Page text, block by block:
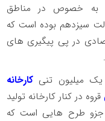
به خصوص در مناطق
سیزدهم بوده است که
پیشران اقتصادی در پی پیگیری های
یک میلیون تنیکارخانه
قروه در کنار کارخانه تولید
۱/۶میلیون تن جزو طرح هایی است که